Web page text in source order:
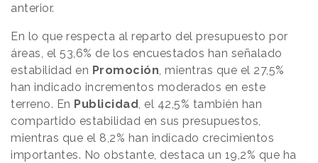
anterior.
En lo que respecta al reparto del presupuesto por
áreas, el 53,6% de los encuestados han señalado
estabilidad en Promoción, mientras que el 27,5%
han indicado incrementos moderados en este
terreno. En Publicidad, el 42,5% también han
compartido estabilidad en sus presupuestos,
mientras que el 8,2% han indicado crecimientos
importantes. No obstante, destaca un 19,2% que ha